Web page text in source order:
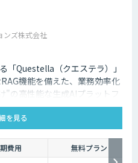
ンズ株式会社
「Questella（クエステラ）」
機能を備えた、業務効率化
"の高性能な生成AIプラットフ
を見る
費用
無料プラン